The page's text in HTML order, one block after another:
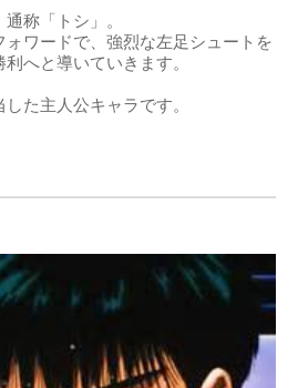
称「トシ」。
ワードで、強烈な左足シュートを
へと導いていきます。
た主人公キャラです。